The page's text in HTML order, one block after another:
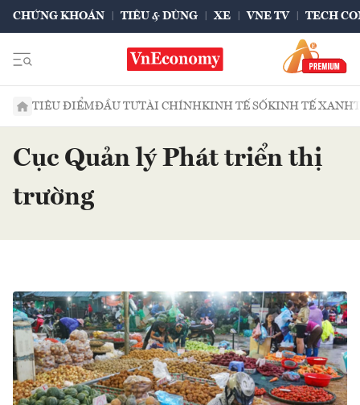
CHỨNG KHOÁN TIÊU & DÙNG XE VNE TV TECH
TIÊU ĐIỂMĐẦU TƯTÀI CHÍNHKINH TẾ SỐKINH TẾ XANH
Cục Quản lý Phát triển thị
trường